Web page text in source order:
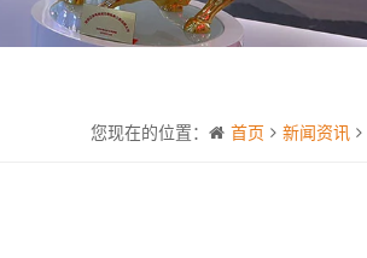
您现在的位置： 首页 新闻资讯